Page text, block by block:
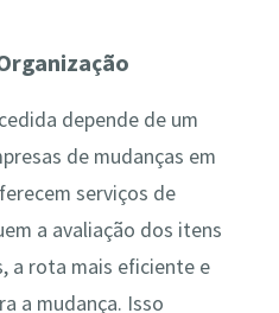
depende de um
de mudanças em
serviços de
a avaliação dos itens
a rota mais eficiente e
a mudança. Isso